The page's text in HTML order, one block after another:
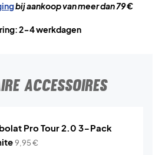
bij aankoop van meer dan 79 €
2-4 werkdagen
ACCESSOIRES
Pro Tour 2.0 3-Pack
9,95€